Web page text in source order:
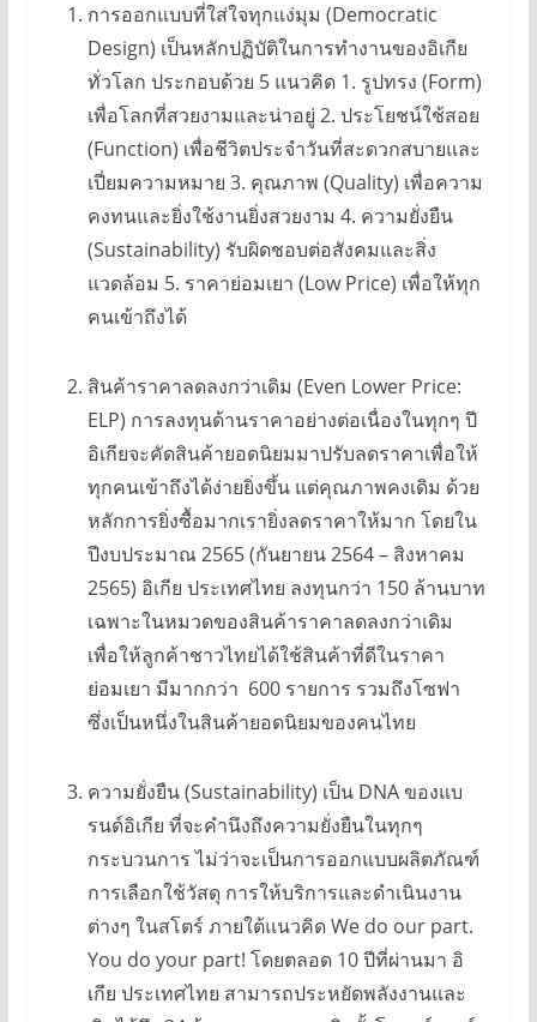
การออกแบบที่ใส่ใจทุกแง่มุม (Democratic
Design) เป็นหลักปฏิบัติในการทำงานของอิเกีย
ทั่วโลก ประกอบด้วย 5 แนวคิด 1. รูปทรง (Form)
เพื่อโลกที่สวยงามและน่าอยู่ 2. ประโยชน์ใช้สอย
(Function) เพื่อชีวิตประจำวันที่สะดวกสบายและ
เปี่ยมความหมาย 3. คุณภาพ (Quality) เพื่อความ
คงทนและยิ่งใช้งานยิ่งสวยงาม 4. ความยั่งยืน
(Sustainability) รับผิดชอบต่อสังคมและสิ่ง
แวดล้อม 5. ราคาย่อมเยา (Low Price) เพื่อให้ทุก
คนเข้าถึงได้
สินค้าราคาลดลงกว่าเดิม (Even Lower Price:
ELP) การลงทุนด้านราคาอย่างต่อเนื่องในทุกๆ ปี
อิเกียจะคัดสินค้ายอดนิยมมาปรับลดราคาเพื่อให้
ทุกคนเข้าถึงได้ง่ายยิ่งขึ้น แต่คุณภาพคงเดิม ด้วย
หลักการยิ่งซื้อมากเรายิ่งลดราคาให้มาก โดยใน
ปีงบประมาณ 2565 (กันยายน 2564 – สิงหาคม
2565) อิเกีย ประเทศไทย ลงทุนกว่า 150 ล้านบาท
เฉพาะในหมวดของสินค้าราคาลดลงกว่าเดิม
เพื่อให้ลูกค้าชาวไทยได้ใช้สินค้าที่ดีในราคา
ย่อมเยา มีมากกว่า 600 รายการ รวมถึงโซฟา
ซึ่งเป็นหนึ่งในสินค้ายอดนิยมของคนไทย
ความยั่งยืน (Sustainability) เป็น DNA ของแบ
รนด์อิเกีย ที่จะคำนึงถึงความยั่งยืนในทุกๆ
กระบวนการ ไม่ว่าจะเป็นการออกแบบผลิตภัณฑ์
การเลือกใช้วัสดุ การให้บริการและดำเนินงาน
ต่างๆ ในสโตร์ ภายใต้แนวคิด We do our part.
You do your part! โดยตลอด 10 ปีที่ผ่านมา อิ
เกีย ประเทศไทย สามารถประหยัดพลังงานและ